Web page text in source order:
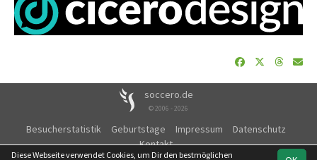
soccero.de
© 2006 - 2026
Besucherstatistik Geburtstage Impressum
Datenschutz
Kontakt
Diese Webseite verwendet Cookies, um Dir den bestmöglichen